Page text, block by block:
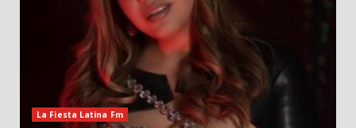
La Fiesta Latina Fm